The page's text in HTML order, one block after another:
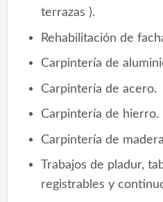
terrazas ).
Rehabilitación de
Carpintería de
Carpintería de acero.
Carpintería de hierro.
Carpintería de
Trabajos de pladur,
registrables y